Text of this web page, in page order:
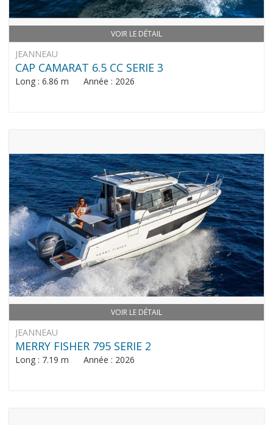
VOIR LE DÉTAIL
JEANNEAU
CAP CAMARAT 6.5 CC SERIE 3
Long : 6.86 m Année : 2026
VOIR LE DÉTAIL
JEANNEAU
MERRY FISHER 795 SERIE 2
Long : 7.19 m Année : 2026